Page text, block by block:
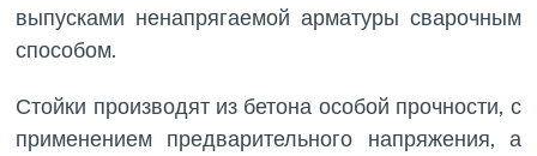
выпусками ненапрягаемой арматуры сварочным
способом.
Стойки производят из бетона особой прочности, с
применением предварительного напряжения, а